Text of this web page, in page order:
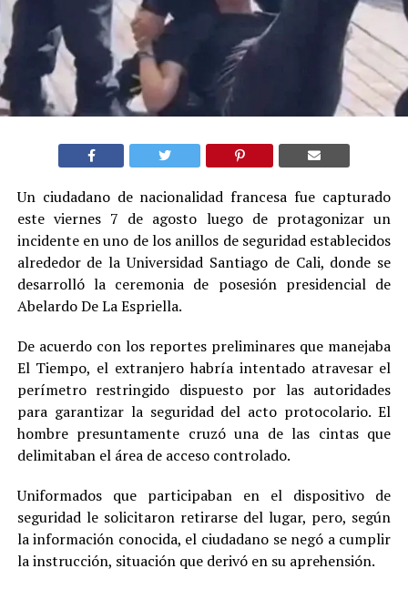
Un ciudadano de nacionalidad francesa fue capturado
este viernes 7 de agosto luego de protagonizar un
incidente en uno de los anillos de seguridad establecidos
alrededor de la Universidad Santiago de Cali, donde se
desarrolló la ceremonia de posesión presidencial de
Abelardo De La Espriella.
De acuerdo con los reportes preliminares que manejaba
El Tiempo, el extranjero habría intentado atravesar el
perímetro restringido dispuesto por las autoridades
para garantizar la seguridad del acto protocolario. El
hombre presuntamente cruzó una de las cintas que
delimitaban el área de acceso controlado.
Uniformados que participaban en el dispositivo de
seguridad le solicitaron retirarse del lugar, pero, según
la información conocida, el ciudadano se negó a cumplir
la instrucción, situación que derivó en su aprehensión.